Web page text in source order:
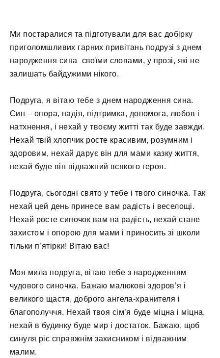
Ми постаралися та підготували для вас добірку
приголомшливих гарних привітань подрузі з днем
народження сина своїми словами, у прозі, які не
залишать байдужими нікого.
Подруга, я вітаю тебе з днем ​​народження сина.
Син – опора, надія, підтримка, допомога, любов і
натхнення, і нехай у твоєму житті так буде завжди.
Нехай твій хлопчик росте красивим, розумним і
здоровим, нехай дарує він для мами казку життя,
нехай буде він відважний всякого героя.
Подруга, сьогодні свято у тебе і твого синочка. Так
нехай цей день принесе вам радість і веселощі.
Нехай росте синочок вам на радість, нехай стане
захистом і опорою для мами і приносить зі школи
тільки п’ятірки! Вітаю вас!
Моя мила подруга, вітаю тебе з народженням
чудового синочка. Бажаю малюкові здоров’я і
великого щастя, доброго ангела-хранителя і
благополуччя. Нехай твоя сім’я буде міцна і міцна,
нехай в будинку буде мир і достаток. Бажаю, щоб
синуля ріс справжнім захисником і відважним
малим.